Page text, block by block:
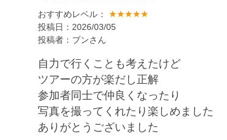
おすすめレベル： ★★★★★
投稿日：2026/03/05
投稿者：ブンさん
自力で行くことも考えたけど
ツアーの方が楽だし正解
参加者同士で仲良くなったり
写真を撮ってくれたり楽しめました
ありがとうございました